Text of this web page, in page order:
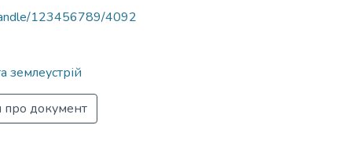
123456789/4092
землеустрій
про документ